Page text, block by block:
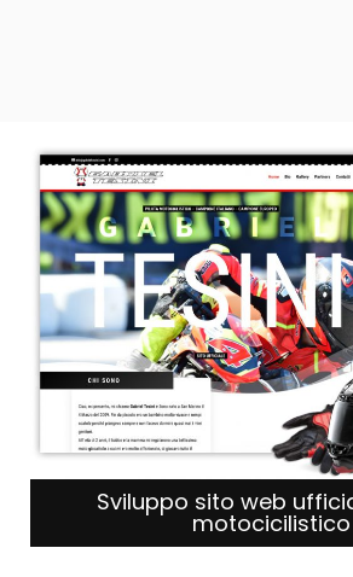
Sviluppo sito web
motocicilistico